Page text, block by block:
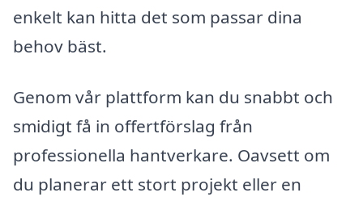
enkelt kan hitta det som passar dina
behov bäst.
Genom vår plattform kan du snabbt och
smidigt få in offertförslag från
professionella hantverkare. Oavsett om
du planerar ett stort projekt eller en